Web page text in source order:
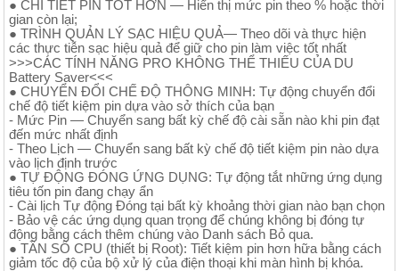
● CHI TIẾT PIN TỐT HƠN — Hiển thị mức pin theo % hoặc thời
gian còn lại;
● TRÌNH QUẢN LÝ SẠC HIỆU QUẢ— Theo dõi và thực hiện
các thực tiễn sạc hiệu quả để giữ cho pin làm việc tốt nhất
>>>CÁC TÍNH NĂNG PRO KHÔNG THỂ THIẾU CỦA DU
Battery Saver<<<
● CHUYỂN ĐỔI CHẾ ĐỘ THÔNG MINH: Tự động chuyển đổi
chế độ tiết kiệm pin dựa vào sở thích của bạn
- Mức Pin — Chuyển sang bất kỳ chế độ cài sẵn nào khi pin đạt
đến mức nhất định
- Theo Lịch — Chuyển sang bất kỳ chế độ tiết kiệm pin nào dựa
vào lịch định trước
● TỰ ĐỘNG ĐÓNG ỨNG DỤNG: Tự động tắt những ứng dụng
tiêu tốn pin đang chạy ẩn
- Cài lịch Tự động Đóng tại bất kỳ khoảng thời gian nào bạn chọn
- Bảo vệ các ứng dụng quan trọng để chúng không bị đóng tự
động bằng cách thêm chúng vào Danh sách Bỏ qua.
● TẦN SỐ CPU (thiết bị Root): Tiết kiệm pin hơn hữa bằng cách
giảm tốc độ của bộ xử lý của điện thoại khi màn hình bị khóa.